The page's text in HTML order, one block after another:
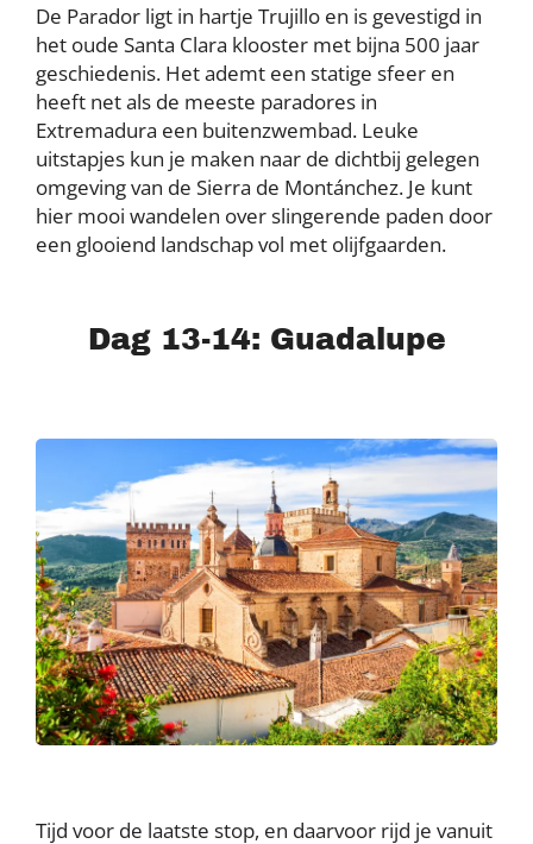
De Parador ligt in hartje Trujillo en is gevestigd in
het oude Santa Clara klooster met bijna 500 jaar
geschiedenis. Het ademt een statige sfeer en
heeft net als de meeste paradores in
Extremadura een buitenzwembad. Leuke
uitstapjes kun je maken naar de dichtbij gelegen
omgeving van de Sierra de Montánchez. Je kunt
hier mooi wandelen over slingerende paden door
een glooiend landschap vol met olijfgaarden.
Dag 13-14: Guadalupe
Tijd voor de laatste stop, en daarvoor rijd je vanuit